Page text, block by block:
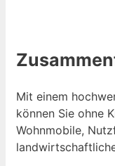
Mit einem
können Sie ohne
Wohnmobile,